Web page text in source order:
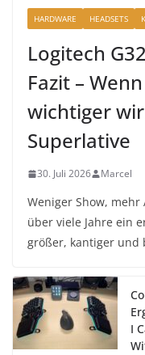
HARDWARE HEADSETS
Logitech
Fazit –
wichtiger
Superlative
30. Juli 2026 Marcel
Weniger Show,
über viele Jahre ein
größer, kantiger und
I